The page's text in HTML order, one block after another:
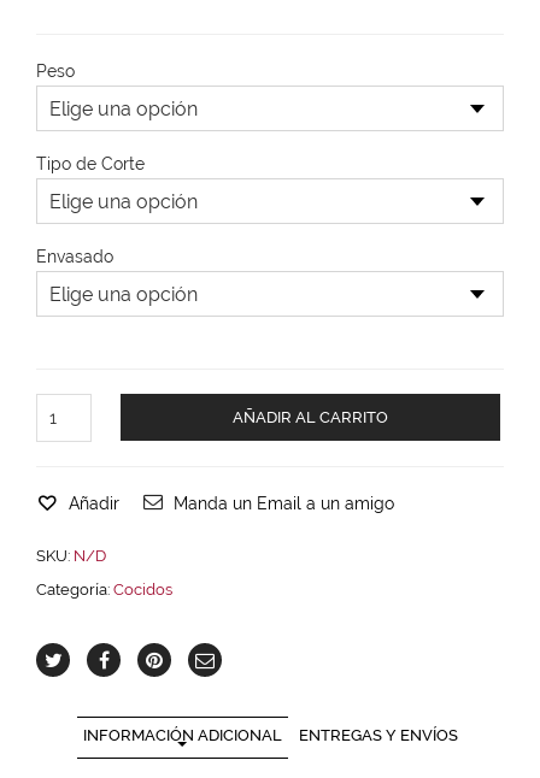
Peso
Tipo de Corte
Envasado
AÑADIR AL CARRITO
Añadir Manda un Email a un amigo
SKU: N/D
Categoría: Cocidos
INFORMACIÓN ADICIONAL ENTREGAS Y ENVÍOS